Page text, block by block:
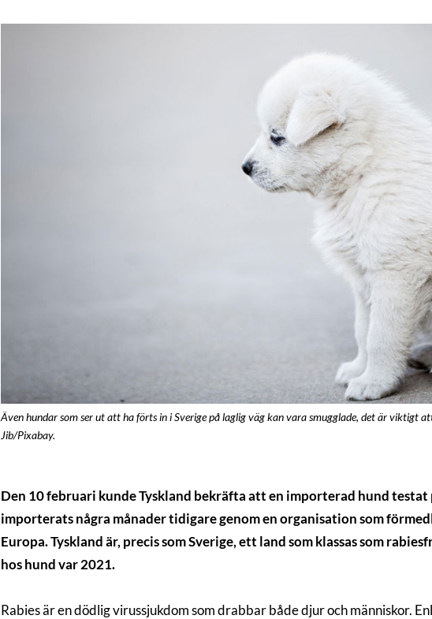
Även hundar som ser ut att ha förts in i Sverige på laglig väg kan vara smugglade, det är viktigt
Jib/Pixabay.
Den 10 februari kunde Tyskland bekräfta att en importerad hund
importerats några månader tidigare genom en organisation som
Europa. Tyskland är, precis som Sverige, ett land som klassas som
hos hund var 2021.
Rabies är en dödlig virussjukdom som drabbar både djur och människor.